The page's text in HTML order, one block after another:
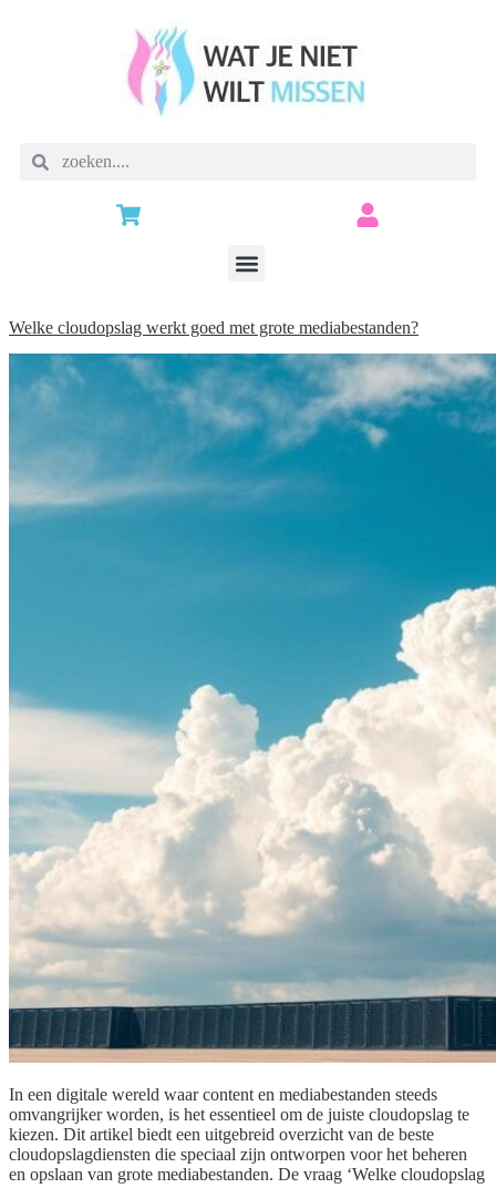
Welke cloudopslag werkt goed met grote mediabestanden?
In een digitale wereld waar content en mediabestanden steeds
omvangrijker worden, is het essentieel om de juiste cloudopslag te
kiezen. Dit artikel biedt een uitgebreid overzicht van de beste
cloudopslagdiensten die speciaal zijn ontworpen voor het beheren
en opslaan van grote mediabestanden. De vraag ‘Welke cloudopslag